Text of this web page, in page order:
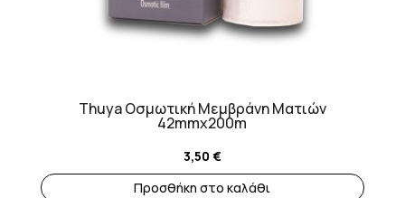
Thuya Οσμωτική Μεμβράνη Ματιών
42mmx200m
3,50 €
Προσθήκη στο καλάθι